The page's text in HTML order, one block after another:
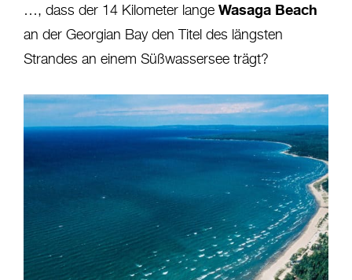
…, dass der 14 Kilometer lange Wasaga Beach
an der Georgian Bay den Titel des längsten
Strandes an einem Süßwassersee trägt?